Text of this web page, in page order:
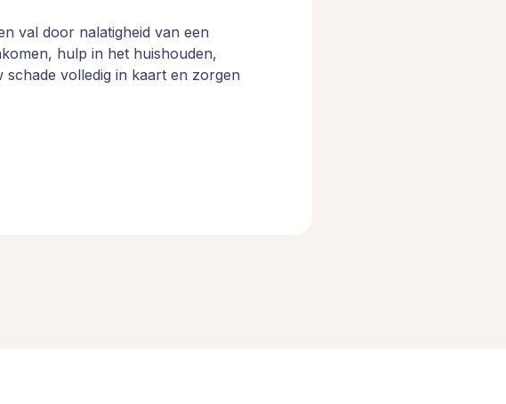
val door nalatigheid van een
hulp in het huishouden,
volledig in kaart en zorgen